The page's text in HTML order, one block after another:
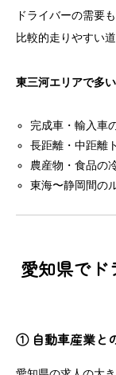
ドライバーの需要
比較的走りやすい
東三河エリアで多
完成車・輸入車
長距離・中距離
農産物・食品の
東海〜静岡間の
愛知県でド
① 自動車産業と